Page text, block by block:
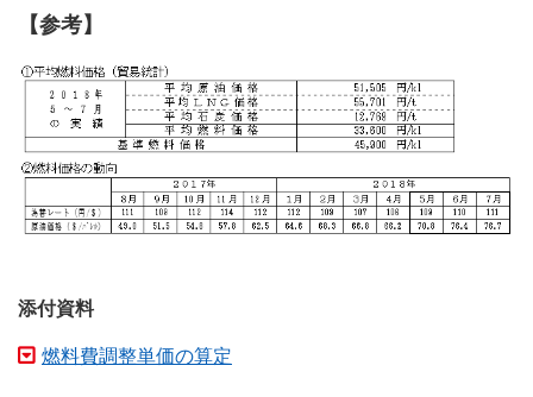
【参考】
添付資料
燃料費調整単価の算定